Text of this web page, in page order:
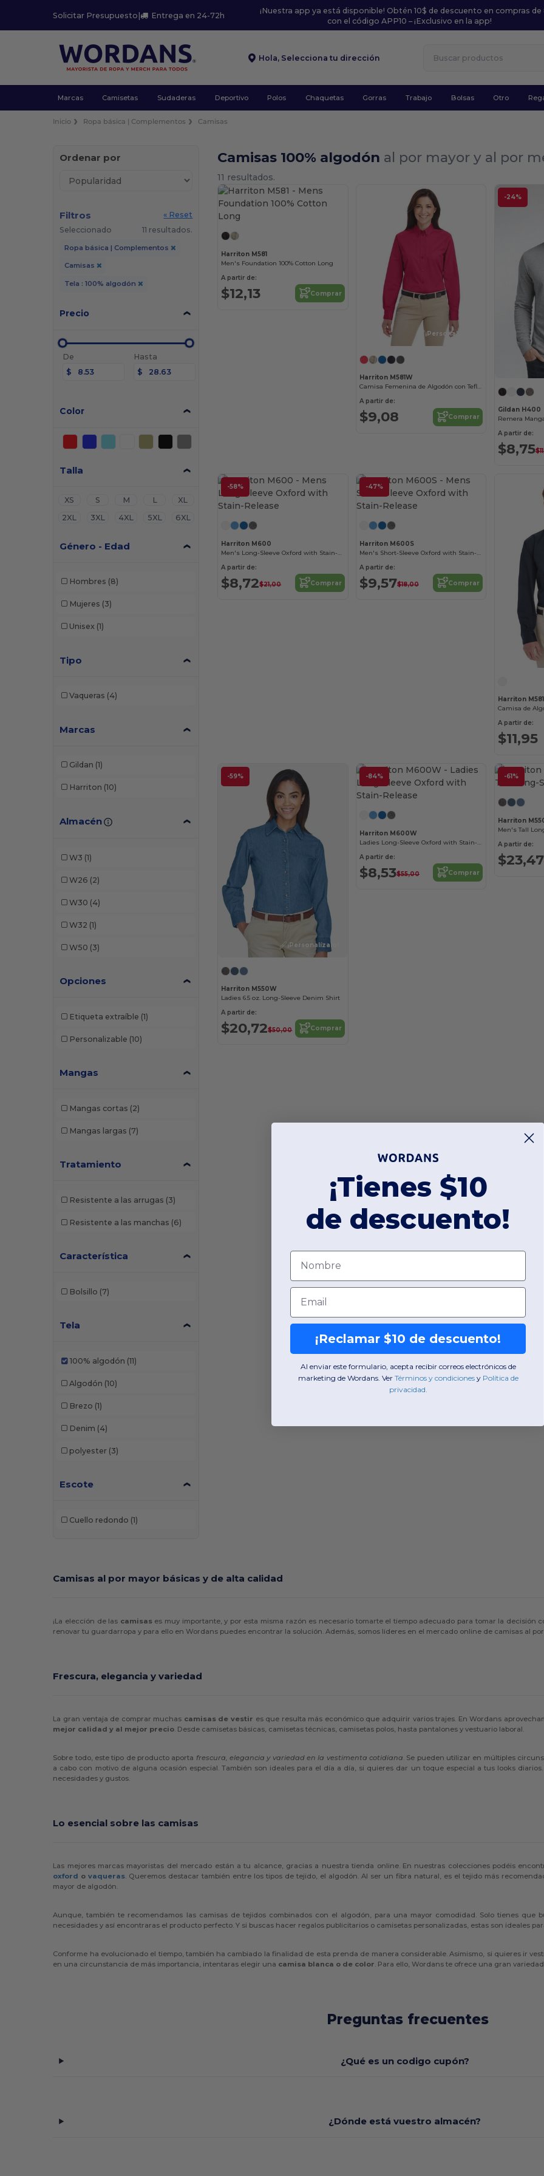
Solicitar Presupuesto | Entrega en 24-72h
¡Nuestra app ya está disponible! Obtén 10$ de descuento en compras de
con el código APP10 – ¡Exclusivo en la app!
Hola, Selecciona tu dirección
Marcas Camisetas Sudaderas Deportivo Polos Chaquetas Gorras Trabajo Bolsas Otro
Inicio Ropa básica | Complementos Camisas
Ordenar por
Filtros
« Reset
Seleccionado
11 resultados.
Ropa básica | Complementos
Camisas
Tela : 100% algodón
Precio
De
$
Hasta
$
Color
Talla
XS S M L
XL
2XL
3XL 4XL 5XL 6XL
Género - Edad
Hombres (8)
Mujeres (3)
Unisex (1)
Tipo
Vaqueras (4)
Marcas
Gildan (1)
Harriton (10)
Almacén
W3 (1)
W26 (2)
W30 (4)
W32 (1)
W50 (3)
Opciones
Etiqueta extraíble (1)
Personalizable (10)
Mangas
Mangas cortas (2)
Mangas largas (7)
Tratamiento
Resistente a las arrugas (3)
Resistente a las manchas (6)
Característica
Bolsillo (7)
Tela
100% algodón (11)
Algodón (10)
Brezo (1)
Denim (4)
polyester (3)
Escote
Cuello redondo (1)
Camisas 100% algodón al por mayor y al por
11 resultados.
Harriton M581
Men's Foundation 100% Cotton Long
A partir de:
$12,13 Comprar
¡Personalízalo!
Harriton M581W
Camisa Femenina de Algodón con Teflón y Manga Larga
A partir de:
$9,08 Comprar
-24%
Gildan H400
Remera
A partir de:
$8,75
-58%
Harriton M600
Men's Long-Sleeve Oxford with Stain-Release
A partir de:
$8,72$21,00 Comprar
-47%
Harriton M600S
Men's Short-Sleeve Oxford with Stain-Release
A partir de:
$9,57$18,00 Comprar
Harriton
A partir de:
$11,95
-59%
¡Personalízalo!
Harriton M550W
Ladies 6.5 oz. Long-Sleeve Denim Shirt
A partir de:
$20,72$50,00 Comprar
-84%
Harriton M600W
Ladies Long-Sleeve Oxford with Stain-Release
A partir de:
$8,53$55,00 Comprar
-61%
Harriton
Men's Tall
A partir de:
$23,47
Camisas al por mayor básicas y de alta calidad
¡La elección de las camisas es muy importante, y por esta misma razón es necesario tomarte el tiempo adecuado para tomar la
renovar tu guardarropa y para ello en Wordans puedes encontrar la solución. Además, somos lideres en el mercado online de camisas al
Frescura, elegancia y variedad
La gran ventaja de comprar muchas camisas de vestir es que resulta más económico que adquirir varios trajes. En Wordans
mejor calidad y al mejor precio. Desde camisetas básicas, camisetas técnicas, camisetas polos, hasta pantalones y vestuario laboral.
Sobre todo, este tipo de producto aporta frescura, elegancia y variedad en la vestimenta cotidiana. Se pueden utilizar en múltiples
a cabo con motivo de alguna ocasión especial. También son ideales para el día a día, si quieres dar un toque especial a tus looks
necesidades y gustos.
Lo esencial sobre las camisas
Las mejores marcas mayoristas del mercado están a tu alcance, gracias a nuestra tienda online. En nuestras colecciones podéis
oxford ovaqueras. Queremos destacar también entre los tipos de tejido, el algodón. Al ser un fibra natural, es el tejido más
mayor de algodón.
Aunque, también te recomendamos las camisas de tejidos combinados con el algodón, para una mayor comodidad. Solo tienes
necesidades y así encontraras el producto perfecto. Y si buscas hacer regalos publicitarios o camisetas personalizadas, estas son ideales
Conforme ha evolucionado el tiempo, también ha cambiado la finalidad de esta prenda de manera considerable. Asimismo, si quieres ir
en una circunstancia de más importancia, intentaras elegir una camisa blanca o de color. Para ello, Wordans te ofrece una gran
Preguntas frecuentes
¿Qué es un codigo cupón?
¿Dónde está vuestro almacén?
¡Tienes $10
de descuento!
Nombre
Email
¡Reclamar $10 de descuento!
Al enviar este formulario, acepta recibir correos electrónicos de
marketing de Wordans. Ver​ Términos y condiciones​ y​ Política de
privacidad